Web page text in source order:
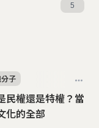
5
民權還是特權？當
化的全部
子